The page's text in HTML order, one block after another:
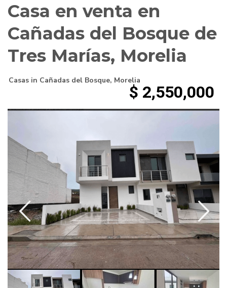
Casa en venta en
Cañadas del Bosque de
Tres Marías, Morelia
Casas in Cañadas del Bosque, Morelia
$ 2,550,000